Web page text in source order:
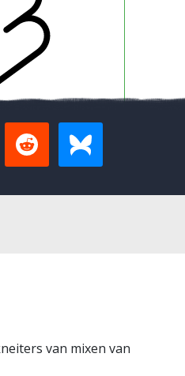
van mixen van